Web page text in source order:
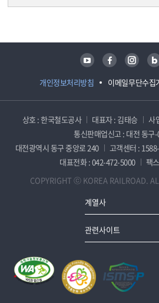
개인정보처리방침 이메일무단수집
유튜브 페이스북 인스타그램 블로그
상호 : 한국철도공사 대표자 : 김태승
사
통신판매업신고 : 대전 동구
대전광역시 동구 중앙로 240
고객센터 :
대표전화 : 042-472-5000
팩
COPYRIGHT ⓒ KOREA RAILROAD.
계열사
관련사이트